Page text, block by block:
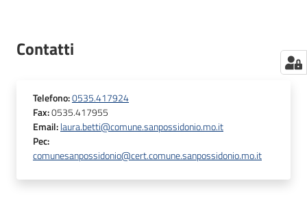
Contatti
Telefono:0535.417924
Fax:0535.417955
Email:laura.betti@comune.sanpossidonio.mo.it
Pec:
comunesanpossidonio@cert.comune.sanpossidonio.mo.it